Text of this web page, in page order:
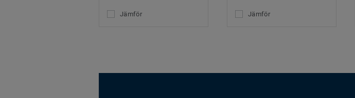
Jämför Jämför